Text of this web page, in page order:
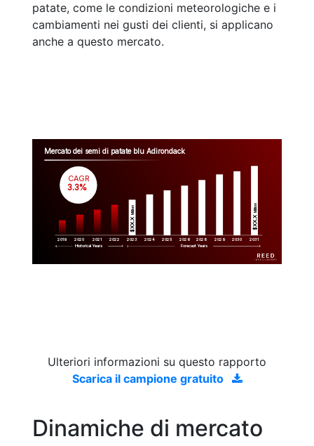
patate, come le condizioni meteorologiche e i
cambiamenti nei gusti dei clienti, si applicano
anche a questo mercato.
Mercato dei semi di patate blu Adirondack
2019 2020 2021 2022 2023 2024 2025 2026 2028 2029 2030 2031
$XX.X
Million
$XX.X
Million
CAGR
3.3%
Historical Years Forecast Years
Ulteriori informazioni su questo rapporto
Scarica il campione gratuito
Dinamiche di mercato